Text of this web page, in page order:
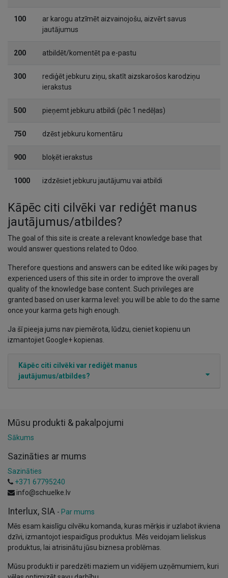
100
ar karogu atzīmēt aizvainojošu, aizvērt savus
jautājumus
200 atbildēt/komentēt pa e-pastu
300
rediģēt jebkuru ziņu, skatīt aizskarošos karodziņu
ierakstus
500 pieņemt jebkuru atbildi (pēc 1 nedēļas)
750 dzēst jebkuru komentāru
900 bloķēt ierakstus
1000 izdzēsiet jebkuru jautājumu vai atbildi
Kāpēc citi cilvēki var rediģēt manus
jautājumus/atbildes?
The goal of this site is create a relevant knowledge base that
would answer questions related to Odoo.
Therefore questions and answers can be edited like wiki pages by
experienced users of this site in order to improve the overall
quality of the knowledge base content. Such privileges are
granted based on user karma level: you will be able to do the same
once your karma gets high enough.
Ja šī pieeja jums nav piemērota, lūdzu, cieniet kopienu un
izmantojiet Google+ kopienas.
Kāpēc citi cilvēki var rediģēt manus
jautājumus/atbildes?
Mūsu produkti & pakalpojumi
Sākums
Sazināties ar mums
Sazināties
+371 67795240
info@schuelke.lv
Interlux, SIA - Par mums
Mēs esam kaislīgu cilvēku komanda, kuras mērķis ir uzlabot ikviena
dzīvi, izmantojot iespaidīgus produktus. Mēs veidojam lieliskus
produktus, lai atrisinātu jūsu biznesa problēmas.
Mūsu produkti ir paredzēti maziem un vidējiem uzņēmumiem, kuri